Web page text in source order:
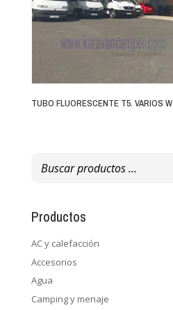
TUBO FLUORESCENTE T5. VARIOS W
Productos
AC y calefacción
Accesorios
Agua
Camping y menaje